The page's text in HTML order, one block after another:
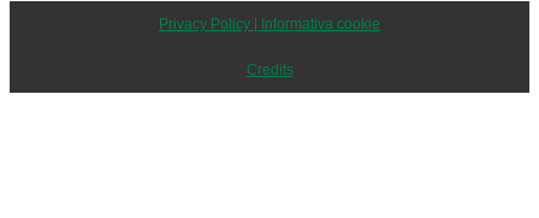
Privacy Policy | Informativa cookie
Credits